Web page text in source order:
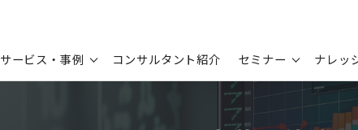
サービス・事例 コンサルタント紹介 セミナー ナレッ
コン
セミ
最新
企業
お知